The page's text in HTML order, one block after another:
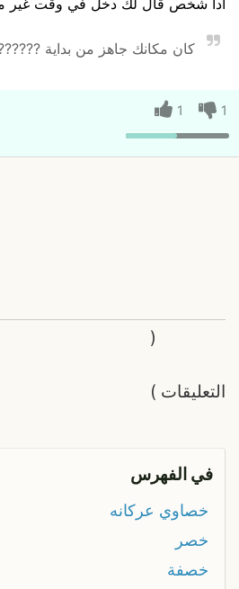
كان مكانك جاهز من بداية
1
1
التعليقات
(
)
في الفهرس
خصاوي عركانه
خصر
خصفة